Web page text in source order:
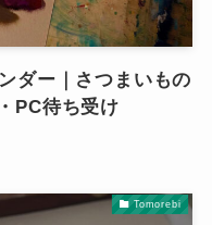
ダー｜さつまいもの
PC待ち受け
Tomorebi